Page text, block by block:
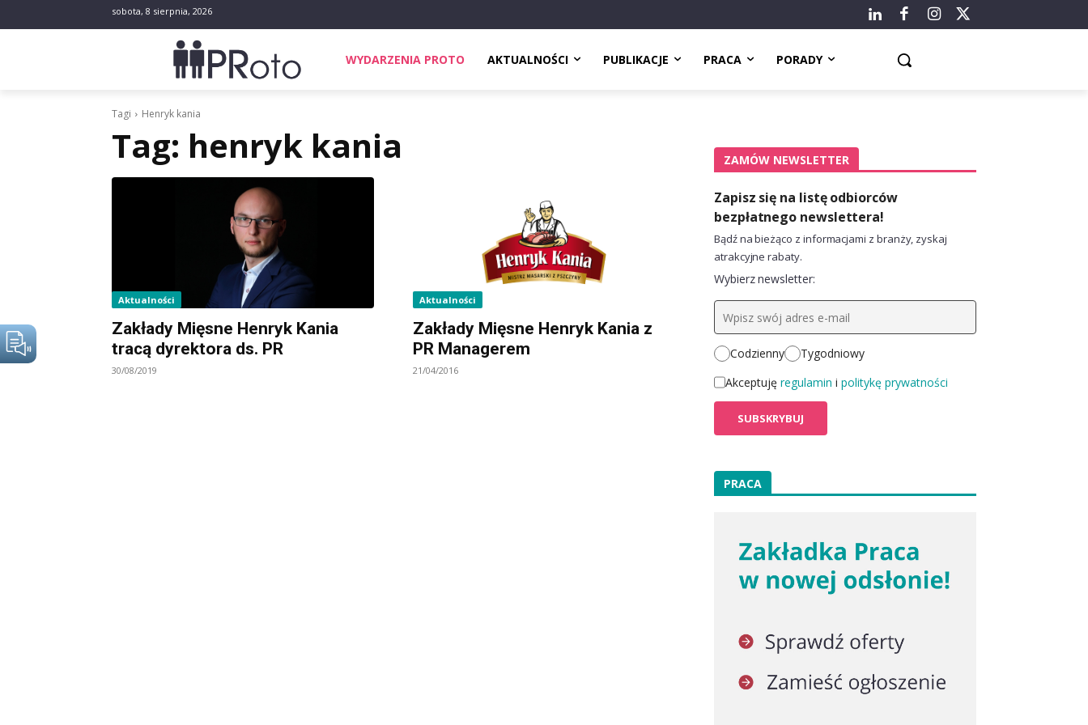
sobota, 8 sierpnia, 2026
WYDARZENIA PROTO AKTUALNOŚCI PUBLIKACJE PRACA PORADY
Tagi Henryk kania
Tag: henryk kania
Aktualności
Zakłady Mięsne Henryk Kania
tracą dyrektora ds. PR
30/08/2019
Aktualności
Zakłady Mięsne Henryk Kania z
PR Managerem
21/04/2016
ZAMÓW NEWSLETTER
Zapisz się na listę odbiorców
bezpłatnego newslettera!
Bądź na bieżąco z informacjami z branży, zyskaj
atrakcyjne rabaty.
Wybierz newsletter:
Codzienny
Tygodniowy
Akceptuję regulamin i politykę prywatności
PRACA